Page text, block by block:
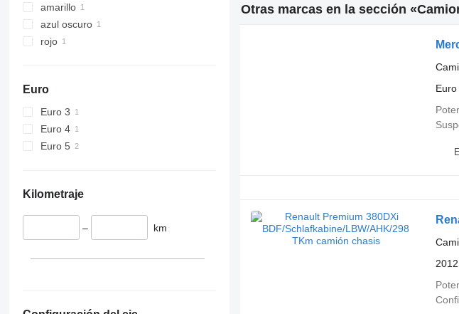
amarillo
azul oscuro
rojo
Euro
Euro 3
Euro 4
Euro 5
Kilometraje
– km
Otras marcas en la sección
Euro
2012